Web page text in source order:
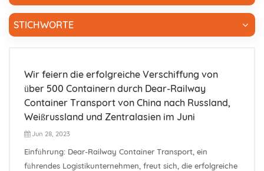
STICHWORTE
Wir feiern die erfolgreiche Verschiffung von
über 500 Containern durch Dear-Railway
Container Transport von China nach Russland,
Weißrussland und Zentralasien im Juni
Jun 28, 2023
Einführung: Dear-Railway Container Transport, ein
führendes Logistikunternehmen, freut sich, die erfolgreiche